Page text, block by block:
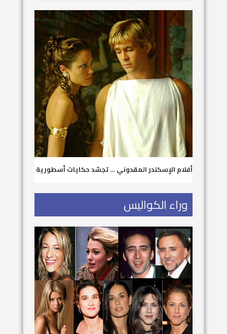
أفلام الإسكندر المقدوني … تجسّد حكايات أسطورية
وراء الكواليس